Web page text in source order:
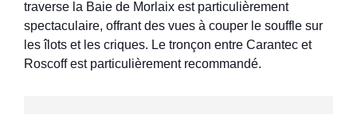
traverse la Baie de Morlaix est particulièrement
spectaculaire, offrant des vues à couper le souffle sur
les îlots et les criques. Le tronçon entre Carantec et
Roscoff est particulièrement recommandé.